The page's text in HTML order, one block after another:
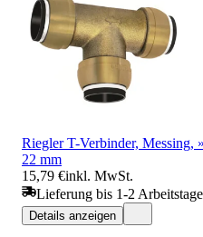
Riegler T-Verbinder, Messing,
22 mm
15,79 €inkl. MwSt.
Lieferung bis 1-2 Arbeitstage
Details anzeigen